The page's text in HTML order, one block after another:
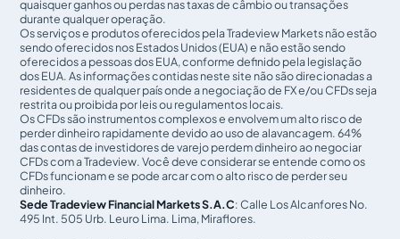
quaisquer ganhos ou perdas nas taxas de câmbio ou transações
durante qualquer operação.
Os serviços e produtos oferecidos pela Tradeview Markets não estão
sendo oferecidos nos Estados Unidos (EUA) e não estão sendo
oferecidos a pessoas dos EUA, conforme definido pela legislação
dos EUA. As informações contidas neste site não são direcionadas a
residentes de qualquer país onde a negociação de FX e/ou CFDs seja
restrita ou proibida por leis ou regulamentos locais.
Os CFDs são instrumentos complexos e envolvem um alto risco de
perder dinheiro rapidamente devido ao uso de alavancagem. 64%
das contas de investidores de varejo perdem dinheiro ao negociar
CFDs com a Tradeview. Você deve considerar se entende como os
CFDs funcionam e se pode arcar com o alto risco de perder seu
dinheiro.
Sede Tradeview Financial Markets S.A.C: Calle Los Alcanfores No.
495 Int. 505 Urb. Leuro Lima. Lima, Miraflores.